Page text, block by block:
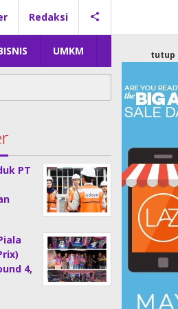
Redaksi
UMKM tutup
PT
4,